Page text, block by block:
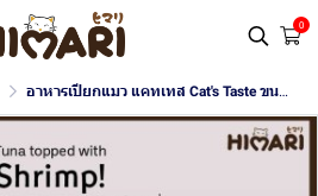
0
อาหารเปียกแมว แคทเทส Cat's Taste ขนาด 75 กรัม (เกรวี่)